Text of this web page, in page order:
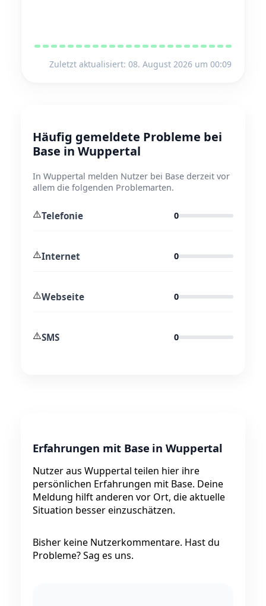
Zuletzt aktualisiert: 08. August 2026 um 00:09
Häufig gemeldete Probleme bei
Base in Wuppertal
In Wuppertal melden Nutzer bei Base derzeit vor
allem die folgenden Problemarten.
⚠️Telefonie 0
⚠️Internet 0
⚠️Webseite 0
⚠️SMS 0
Erfahrungen mit Base in Wuppertal
Nutzer aus Wuppertal teilen hier ihre
persönlichen Erfahrungen mit Base. Deine
Meldung hilft anderen vor Ort, die aktuelle
Situation besser einzuschätzen.
Bisher keine Nutzerkommentare. Hast du
Probleme? Sag es uns.